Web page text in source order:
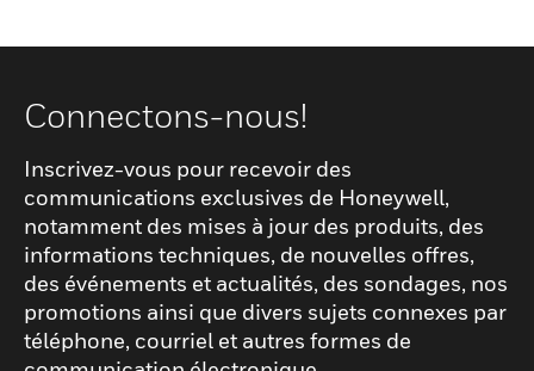
Connectons-nous!
Inscrivez-vous pour recevoir des
communications exclusives de Honeywell,
notamment des mises à jour des produits, des
informations techniques, de nouvelles offres,
des événements et actualités, des sondages, nos
promotions ainsi que divers sujets connexes par
téléphone, courriel et autres formes de